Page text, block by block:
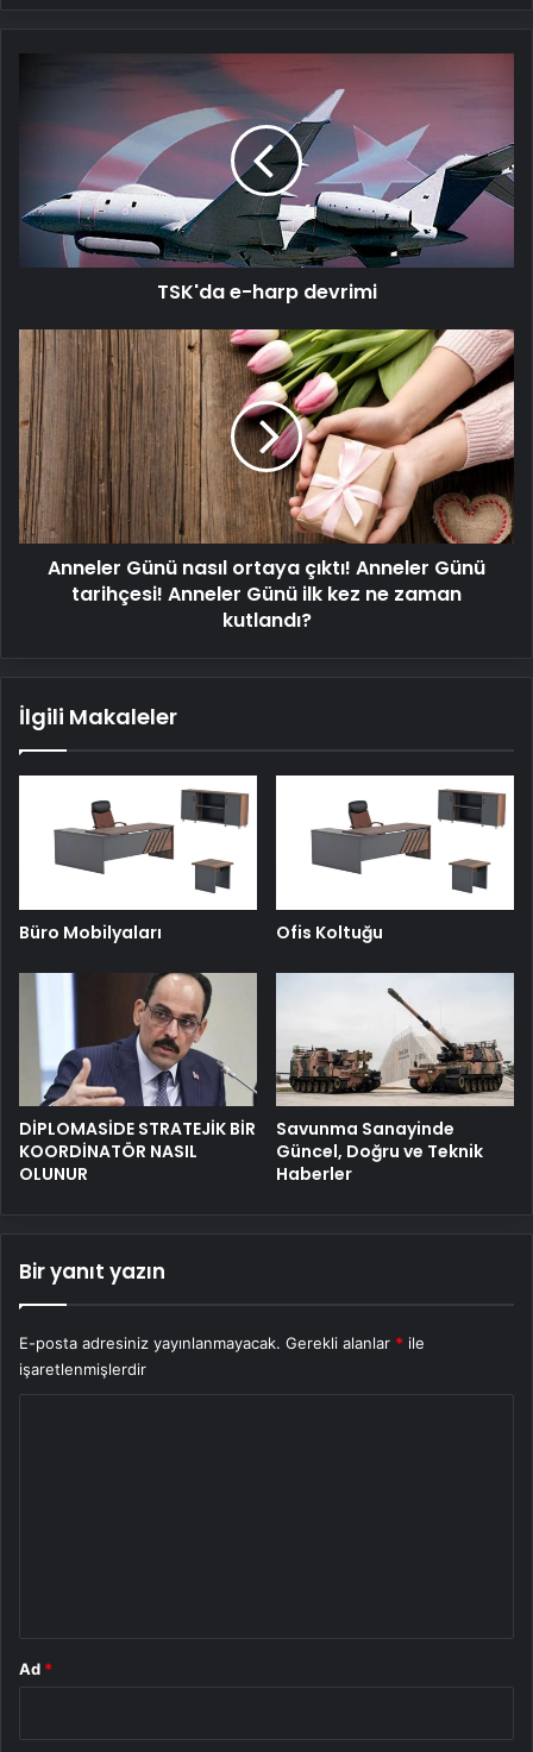
TSK'da e-harp devrimi
Anneler
Günü
nasıl
ortaya
çıktı!
Anneler
Günü
tarihçesi!
Anneler
GünüAnneler Günü nasıl ortaya çıktı! Anneler Günü
tarihçesi! Anneler Günü ilk kez ne zaman
kutlandı?
İlgili Makaleler
Büro Mobilyaları Ofis Koltuğu
DİPLOMASİDE STRATEJİK BİR
KOORDİNATÖR NASIL
OLUNUR
Savunma Sanayinde
Güncel, Doğru ve Teknik
Haberler
Bir yanıt yazın
E-posta adresiniz yayınlanmayacak. Gerekli alanlar * ile
işaretlenmişlerdir
Ad *